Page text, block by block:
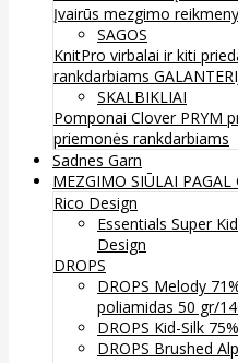
Įvairūs mezgimo
SAGOS
KnitPro virbalai ir kiti
rankdarbiams
SKALBIKLIAI
Pomponai Clover PRYM
priemonės rankdarbiams
Sadnes Garn
MEZGIMO SIŪLAI PAGAL
Rico Design
Essentials Super
Design
DROPS
DROPS Melody
poliamidas 50 gr/
DROPS Kid-Silk
DROPS Brushed